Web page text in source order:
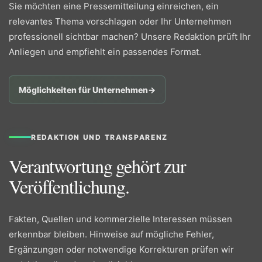
Sie möchten eine Pressemitteilung einreichen, ein
relevantes Thema vorschlagen oder Ihr Unternehmen
professionell sichtbar machen? Unsere Redaktion prüft Ihr
Anliegen und empfiehlt ein passendes Format.
Möglichkeiten für Unternehmen→
REDAKTION UND TRANSPARENZ
Verantwortung gehört zur
Veröffentlichung.
Fakten, Quellen und kommerzielle Interessen müssen
erkennbar bleiben. Hinweise auf mögliche Fehler,
Ergänzungen oder notwendige Korrekturen prüfen wir